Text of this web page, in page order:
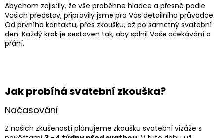
Abychom zajistily, že vše proběhne hladce a přesně podle
Vašich představ, připravily jsme pro Vás detailního průvodce.
Od prvního kontaktu, přes zkoušku, až po samotný svatební
den. Každý krok je sestaven tak, aby splnil Vaše očekávání a
přání.
Jak probíhá svatební zkouška?
Načasování
Z našich zkušeností plánujeme zkoušku svatební vizáže s